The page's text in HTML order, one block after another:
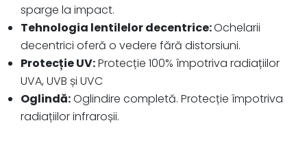
sparge la impact.
Tehnologia lentilelor decentrice:Ochelarii
decentrici oferă o vedere fără distorsiuni.
Protecție UV:Protecție 100% împotriva radiațiilor
UVA, UVB și UVC
Oglindă:Oglindire completă. Protecție împotriva
radiațiilor infraroșii.